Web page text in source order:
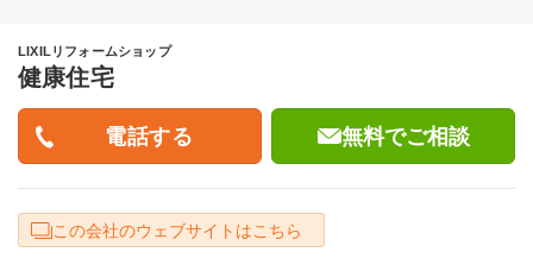
LIXILリフォームショップ
健康住宅
無料でご相談
この会社のウェブサイトはこちら